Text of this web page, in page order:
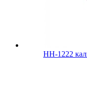
HH-1222